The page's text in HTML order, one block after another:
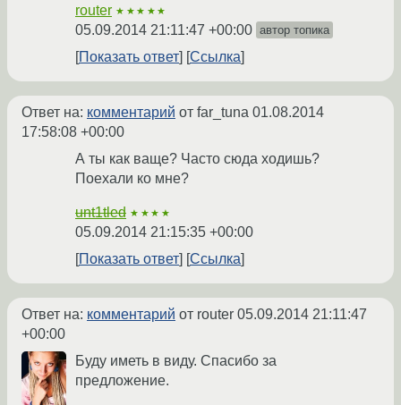
router ★★★★★
05.09.2014 21:11:47 +00:00 автор топика
Показать ответ Ссылка
Ответ на: комментарий от far_tuna 01.08.2014
17:58:08 +00:00
А ты как ваще? Часто сюда ходишь?
Поехали ко мне?
unt1tled ★★★★
05.09.2014 21:15:35 +00:00
Показать ответ
Ссылка
Ответ на: комментарий от router 05.09.2014 21:11:47
+00:00
Буду иметь в виду. Спасибо за
предложение.